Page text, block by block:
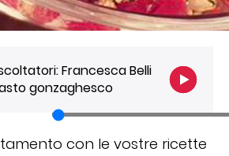
Francesca Belli
gonzaghesco
con le vostre ricette